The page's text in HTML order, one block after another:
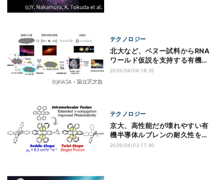
テクノロジー
北大など、ベヌー試料からRNA
ワールド仮説を支持する有機分
子群を検出
2026/04/06 18:35
テクノロジー
京大、高性能だが壊れやすい有
機半導体ルブレンの耐久性を劇
的に向上
2026/04/03 17:40